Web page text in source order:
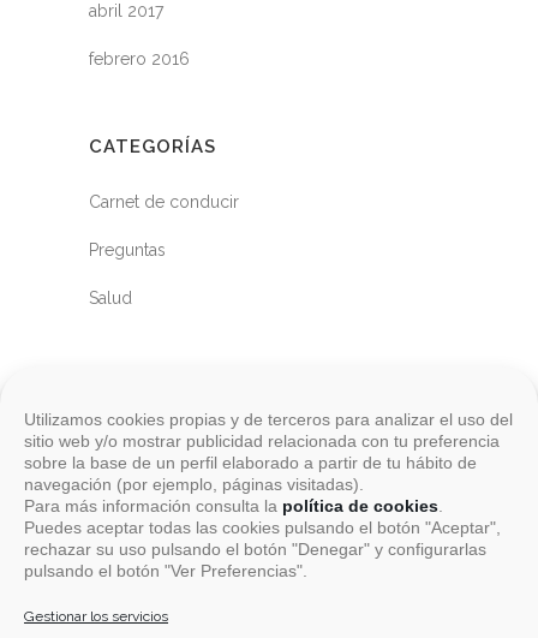
Utilizamos cookies propias y de terceros para analizar el uso del
sitio web y/o mostrar publicidad relacionada con tu preferencia
sobre la base de un perfil elaborado a partir de tu hábito de
navegación (por ejemplo, páginas visitadas).
Para más información consulta la política de cookies
Puedes aceptar todas las cookies pulsando el botón "Aceptar",
rechazar su uso pulsando el botón "Denegar" y configurarlas
pulsando el botón "Ver Preferencias".
Gestionar los servicios
abril 2017
febrero 2016
CATEGORÍAS
Carnet de conducir
Preguntas
Salud